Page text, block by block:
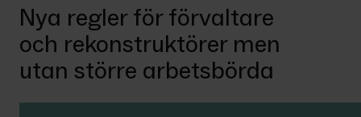
Nya regler för förvaltare
och rekonstruktörer men
utan större arbetsbörda